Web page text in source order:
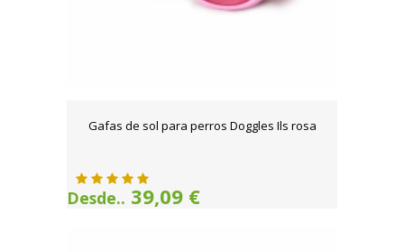
Gafas de sol para perros Doggles Ils rosa
Desde.. 39,09 €